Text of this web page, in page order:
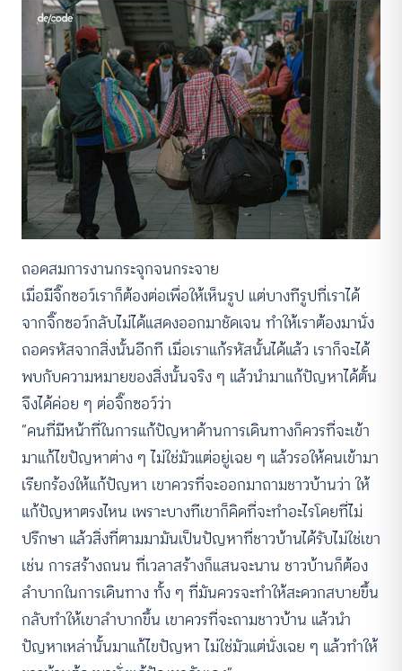
ถอดสมการงานกระจุกจนกระจาย
เมื่อมีจิ๊กซอว์เราก็ต้องต่อเพื่อให้เห็นรูป แต่บางทีรูปที่เราได้
จากจิ๊กซอว์กลับไม่ได้แสดงออกมาชัดเจน ทำให้เราต้องมานั่ง
ถอดรหัสจากสิ่งนั้นอีกที เมื่อเราแก้รหัสนั้นได้แล้ว เราก็จะได้
พบกับความหมายของสิ่งนั้นจริง ๆ แล้วนำมาแก้ปัญหาได้ตั้น
จึงได้ค่อย ๆ ต่อจิ๊กซอว์ว่า
“คนที่มีหน้าที่ในการแก้ปัญหาด้านการเดินทางก็ควรที่จะเข้า
มาแก้ไขปัญหาต่าง ๆ ไม่ใช่มัวแต่อยู่เฉย ๆ แล้วรอให้คนเข้ามา
เรียกร้องให้แก้ปัญหา เขาควรที่จะออกมาถามชาวบ้านว่า ให้
แก้ปัญหาตรงไหน เพราะบางทีเขาก็คิดที่จะทำอะไรโดยที่ไม่
ปรึกษา แล้วสิ่งที่ตามมามันเป็นปัญหาที่ชาวบ้านได้รับไม่ใช่เขา
เช่น การสร้างถนน ที่เวลาสร้างก็แสนจะนาน ชาวบ้านก็ต้อง
ลำบากในการเดินทาง ทั้ง ๆ ที่มันควรจะทำให้สะดวกสบายขึ้น
กลับทำให้เขาลำบากขึ้น เขาควรที่จะถามชาวบ้าน แล้วนำ
ปัญหาเหล่านั้นมาแก้ไขปัญหา ไม่ใช่มัวแต่นั่งเฉย ๆ แล้วทำให้